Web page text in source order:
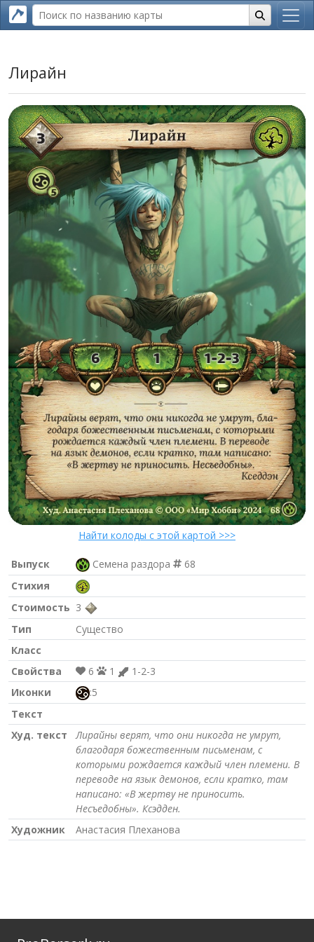
Лирайн
Найти колоды с этой картой >>>
Выпуск Семена раздора
68
Стихия
Стоимость 3
Тип
Существо
Класс
Свойства
6 1
1-2-3
Иконки
:5
Текст
Худ. текст
Лирайны верят, что они никогда не умрут,
благодаря божественным письменам, с
которыми рождается каждый член племени. В
переводе на язык демонов, если кратко, там
написано: «В жертву не приносить.
Несъедобны». Ксэдден.
Художник
Анастасия Плеханова